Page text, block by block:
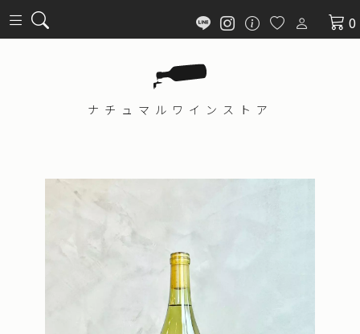
0
ナチュマル ワインストア